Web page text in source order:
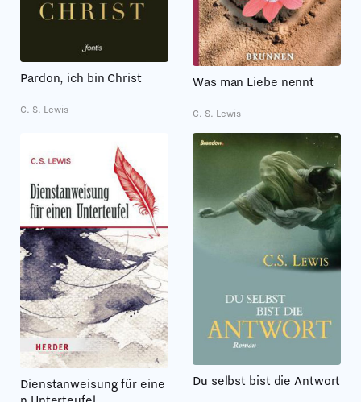
Pardon, ich bin Christ
C. S. Lewis
Was man Liebe nennt
C. S. Lewis
Dienstanweisung für eine
Du selbst bist die Antwort